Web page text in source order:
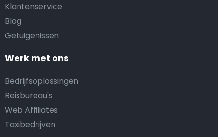
Klantenservice
Blog
Getuigenissen
Werk met ons
Bedrijfsoplossingen
Reisbureau's
Web Affiliates
Taxibedrijven